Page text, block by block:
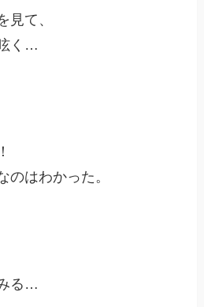
見て、
く…
のはわかった。
る…